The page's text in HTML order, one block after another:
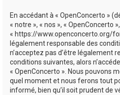
En accédant à « OpenConcerto »
« notre », « nos », « OpenConcerto »,
« https://www.openconcerto.org/
légalement responsable des
n’acceptez pas d’être légalement
conditions suivantes, alors
« OpenConcerto ». Nous pouvons
quel moment et nous ferons tout
informé, bien qu’il soit prudent de